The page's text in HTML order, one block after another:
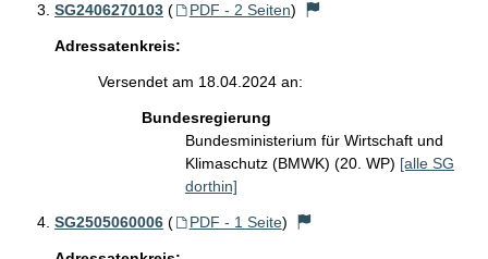
SG2406270103 ( PDF - 2 Seiten)
Adressatenkreis:
Versendet am 18.04.2024 an:
Bundesregierung
Bundesministerium für Wirtschaft und
Klimaschutz (BMWK) (20. WP) [alle SG
dorthin]
SG2505060006 ( PDF - 1 Seite)